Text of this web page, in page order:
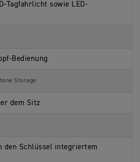
Tagfahrlicht sowie LED-
Bedienung
Storage
dem Sitz
den Schlüssel integriertem